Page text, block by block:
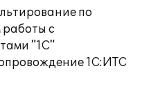
по
работы с
"1С"
1С:ИТС